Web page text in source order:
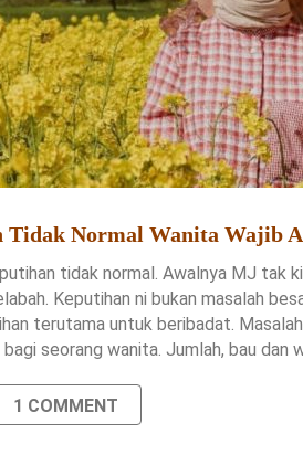
Tidak Normal Wanita Wajib
tidak normal. Awalnya MJ tak
Keputihan ni bukan masalah
terutama untuk beribadat.
seorang wanita. Jumlah, bau dan
1 COMMENT